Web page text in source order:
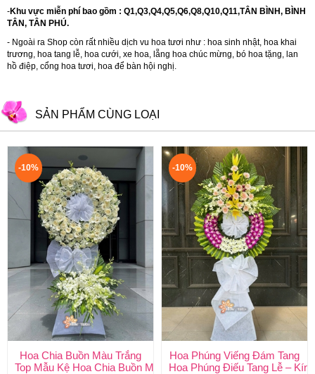
-Khu vực miễn phí bao gồm : Q1,Q3,Q4,Q5,Q6,Q8,Q10,Q11,TÂN BÌNH, BÌNH
TÂN, TÂN PHÚ.
- Ngoài ra Shop còn rất nhiều dịch vu hoa tươi như : hoa sinh nhật, hoa khai
trương, hoa tang lễ, hoa cưới, xe hoa, lẵng hoa chúc mừng, bó hoa tặng, lan
hồ điệp, cổng hoa tươi, hoa để bàn hội nghị.
SẢN PHẨM CÙNG LOẠI
-10%
Hoa Chia Buồn Màu Trắng
Top Mẫu Kệ Hoa Chia Buồn Màu Trắng Được Chọn Nhiều Nhất
-10%
Hoa Phúng Viếng Đám Tang
Hoa Phúng Điếu Tang Lễ –